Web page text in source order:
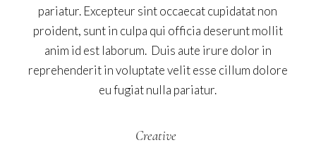
pariatur. Excepteur sint occaecat cupidatat non
proident, sunt in culpa qui officia deserunt mollit
anim id est laborum. Duis aute irure dolor in
reprehenderit in voluptate velit esse cillum dolore
eu fugiat nulla pariatur.
Creative